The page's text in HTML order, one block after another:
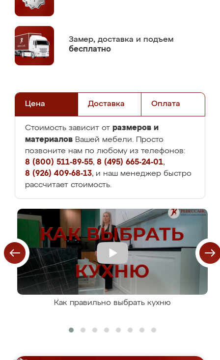
Замер, доставка и подъем
бесплатно
Цена Доставка Оплата
Стоимость зависит от размеров и
материалов Вашей мебели. Просто
позвоните нам по любому из телефонов:
8 (800) 511-89-55, 8 (495) 665-24-01,
8 (926) 409-68-13, и наш менеджер быстро
рассчитает стоимость.
Как правильно выбрать кухню